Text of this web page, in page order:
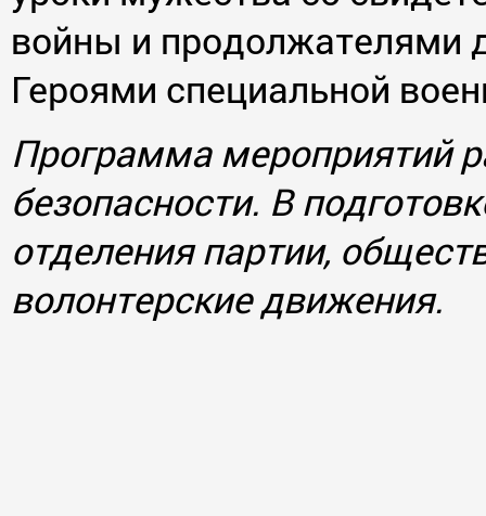
войны и продолжателями
Героями специальной
Программа мероприятий
безопасности. В
отделения партии,
волонтерские движения.